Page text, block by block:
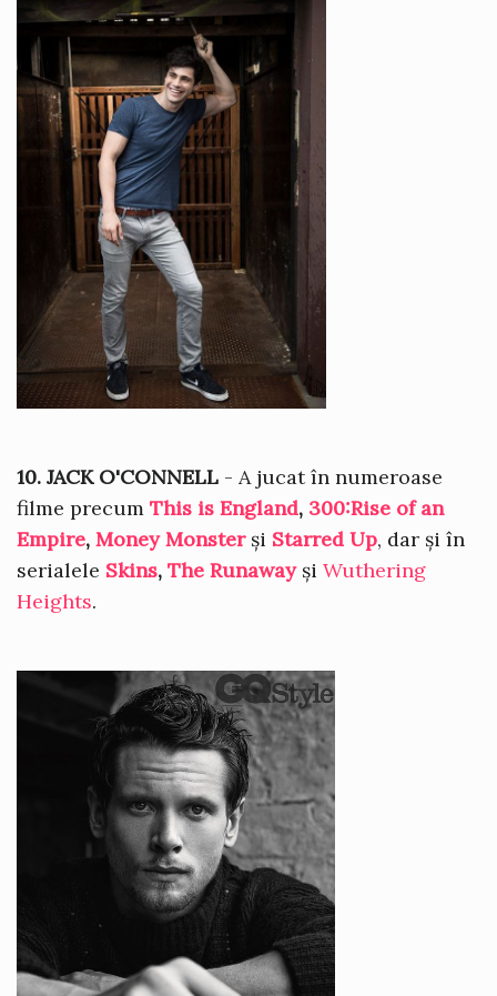
10. JACK O'CONNELL - A jucat în numeroase
filme precum This is England, 300:Rise of an
Empire, Money Monsterși Starred Up, dar și în
serialele Skins, The Runawayși Wuthering
Heights.